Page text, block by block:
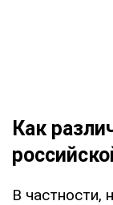
Как
В частности,